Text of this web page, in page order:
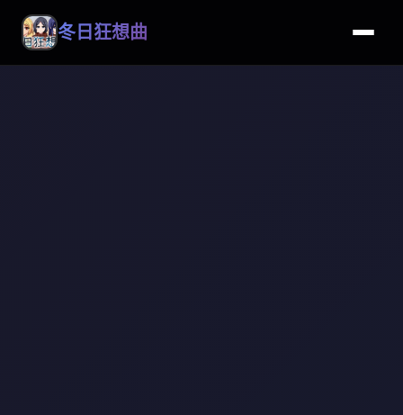
冬日狂想曲